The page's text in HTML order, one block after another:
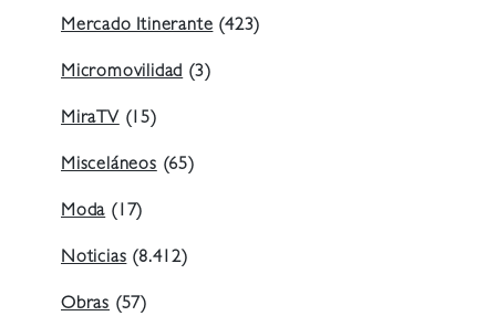
Mercado Itinerante(423)
Micromovilidad(3)
MiraTV(15)
Misceláneos(65)
Moda(17)
Noticias(8.412)
Obras (57)